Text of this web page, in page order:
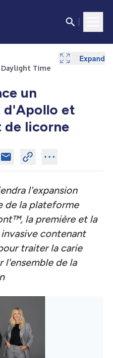
Daylight Time
un
d'Apollo et
licorne
l'expansion
de la plateforme
la première et la
contenant
traiter la carie
l'ensemble de la
Expand